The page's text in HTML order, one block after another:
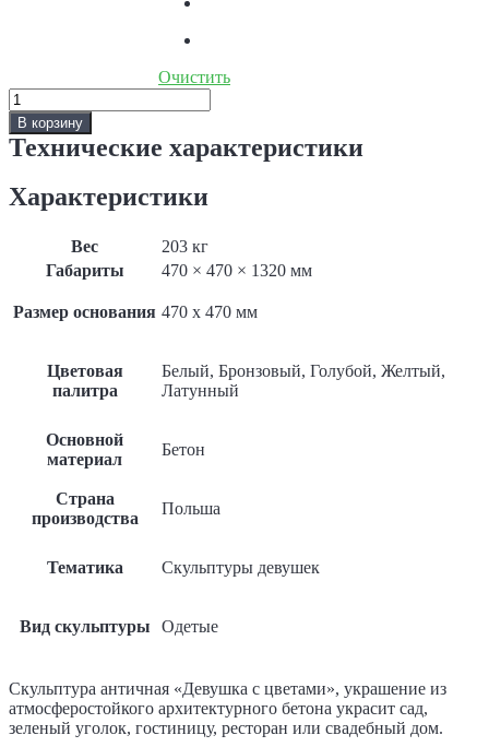
Очистить
Количество
Скульптура
античная
«Девушка
цветами»
В корзину
Технические характеристики
Характеристики
Вес
203 кг
Габариты
470 × 470 × 1320 мм
Размер основания 470 x 470 мм
Цветовая
палитра
Белый, Бронзовый, Голубой, Желтый,
Латунный
Основной
материал
Бетон
Страна
производства
Польша
Тематика Скульптуры девушек
Вид скульптуры Одетые
Скульптура античная «Девушка с цветами», украшение из
атмосферостойкого архитектурного бетона украсит сад,
зеленый уголок, гостиницу, ресторан или свадебный дом.